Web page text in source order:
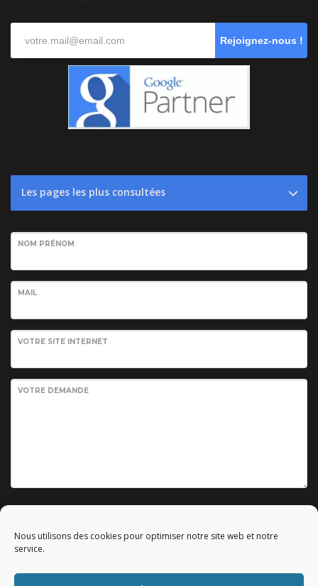
Nous utilisons des cookies pour optimiser notre site web et notre
service.
Rejoignez-nous !
Les pages les plus consultées
NOM PRÉNOM
MAIL
VOTRE SITE INTERNET
VOTRE DEMANDE